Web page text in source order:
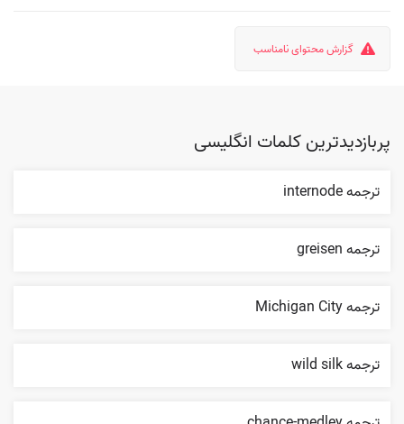
گزارش محتوای نامناسب
پربازدیدترین کلمات انگلیسی
ترجمه internode
ترجمه greisen
ترجمه Michigan City
ترجمه wild silk